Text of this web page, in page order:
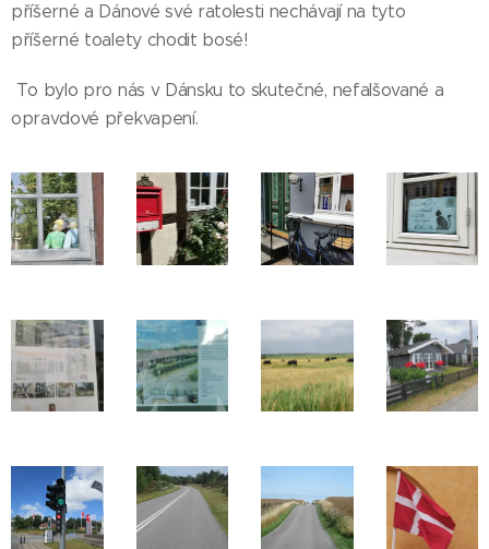
příšerné a Dánové své ratolesti nechávají na tyto
příšerné toalety chodit bosé!
To bylo pro nás v Dánsku to skutečné, nefalšované a
opravdové překvapení.